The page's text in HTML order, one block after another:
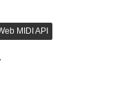
MIDI API